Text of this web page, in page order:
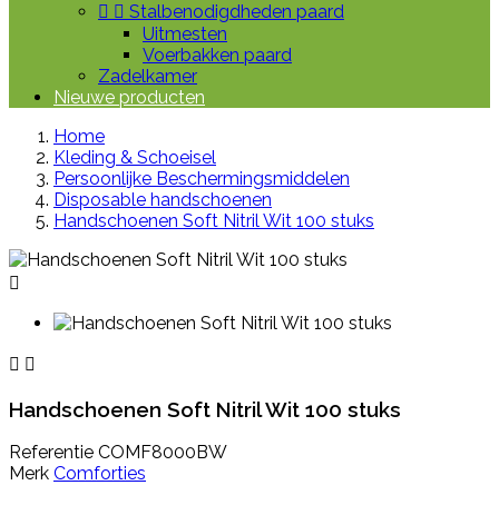
  Stalbenodigdheden paard
Uitmesten
Voerbakken paard
Zadelkamer
Nieuwe producten
Home
Kleding & Schoeisel
Persoonlijke Beschermingsmiddelen
Disposable handschoenen
Handschoenen Soft Nitril Wit 100 stuks

 
Handschoenen Soft Nitril Wit 100 stuks
Referentie COMF8000BW
Merk Comforties